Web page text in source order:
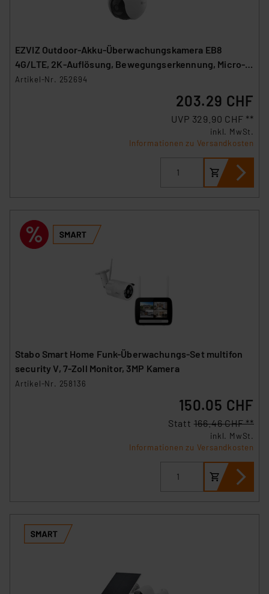
EZVIZ Outdoor-Akku-Überwachungskamera EB8
4G/LTE, 2K-Auflösung, Bewegungserkennung, Micro-
SIM
Artikel-Nr. 252694
203.29 CHF
UVP 329.90 CHF **
inkl. MwSt.
Informationen zu Versandkosten
Stabo Smart Home Funk-Überwachungs-Set multifon
security V, 7-Zoll Monitor, 3MP Kamera
Artikel-Nr. 258136
150.05 CHF
Statt166.46 CHF **
inkl. MwSt.
Informationen zu Versandkosten